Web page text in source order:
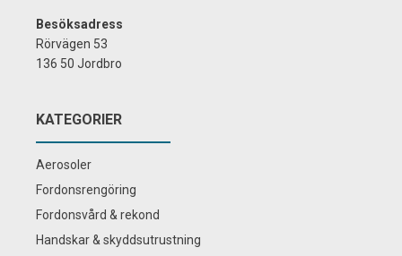
Besöksadress
Rörvägen 53
136 50 Jordbro
KATEGORIER
Aerosoler
Fordonsrengöring
Fordonsvård & rekond
Handskar & skyddsutrustning